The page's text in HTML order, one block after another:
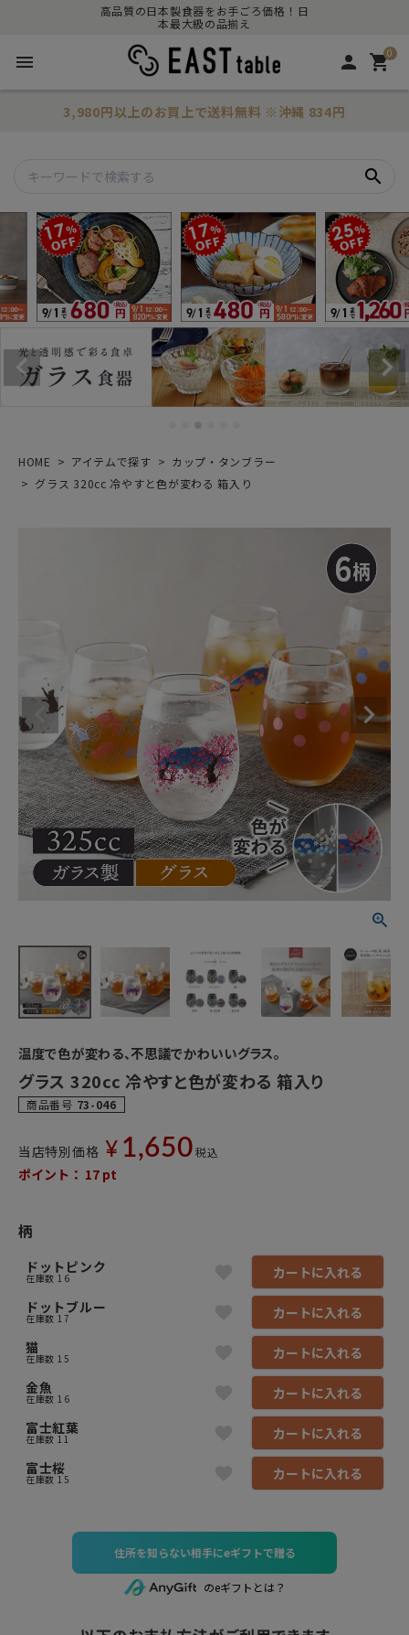
高品質の日本製食器をお手ごろ価格！日
本最大級の品揃え
menu person 0
shopping_cart
3,980円以上のお買上で送料無料 ※沖縄 834円
search
HOME アイテムで探す
カップ・タンブラー
グラス 320cc 冷やすと色が変わる 箱入り
温度で色が変わる、不思議でかわいいグラス。
グラス 320cc 冷やすと色が変わる 箱入り
商品番号 73-046
当店特別価格 ¥ 1,650 税込
ポイント： 17 pt
柄
ドットピンク
在庫数 16
カートに入れる
ドットブルー
在庫数 17
カートに入れる
猫
在庫数 15
カートに入れる
金魚
在庫数 16
カートに入れる
富士紅葉
在庫数 11
カートに入れる
富士桜
在庫数15 カートに入れる
住所を知らない相手にeギフトで贈る
のeギフトとは？